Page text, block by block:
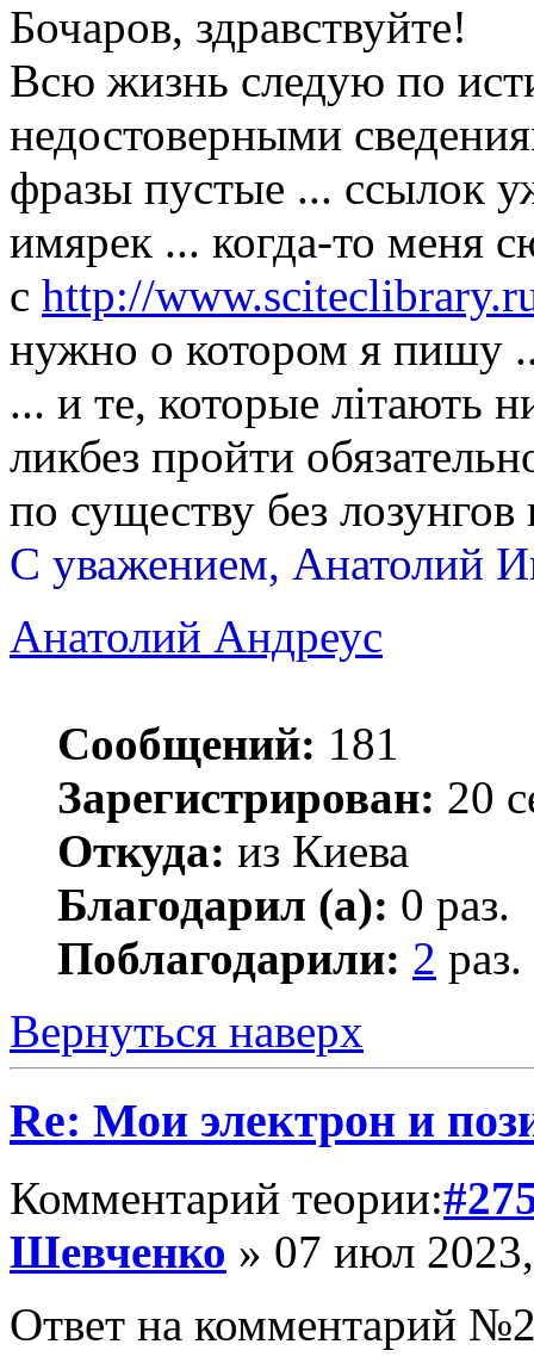
Бочаров, здравствуйте!
Всю жизнь следую по
недостоверными
фразы пустые ... ссылок
имярек ... когда-то меня
с http://
нужно о котором я пишу
... и те, которые літають
ликбез пройти
по существу без
С уважением, Анатолий
Анатолий Андреус
Сообщений: 181
Зарегистрирован: 20
Откуда: из Киева
Благодарил (а): 0 раз.
Поблагодарили: 2 раз.
Вернуться наверх
Re: Мои электрон и
Комментарий теории:
Шевченко » 07 июл
Ответ на комментарий